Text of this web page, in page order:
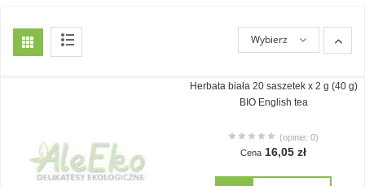
Wybierz
Herbata biała 20 saszetek x 2 g (40 g)
BIO English tea
(opinie: 0)
Cena 16,05 zł